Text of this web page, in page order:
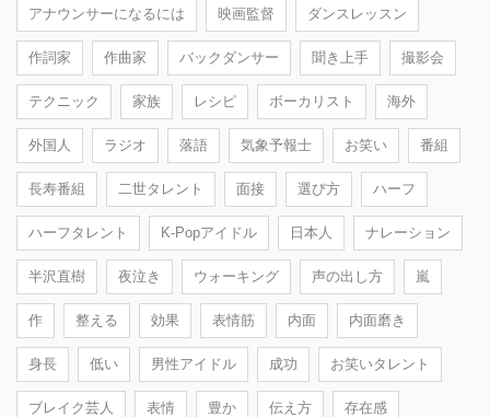
アナウンサーになるには 映画監督 ダンスレッスン
作詞家 作曲家 バックダンサー 聞き上手 撮影会
テクニック 家族 レシピ ボーカリスト 海外
外国人 ラジオ 落語 気象予報士 お笑い 番組
長寿番組 二世タレント 面接 選び方 ハーフ
ハーフタレント K-Popアイドル 日本人 ナレーション
半沢直樹 夜泣き ウォーキング 声の出し方 嵐
作 整える 効果 表情筋 内面 内面磨き
身長 低い 男性アイドル 成功 お笑いタレント
ブレイク芸人 表情 豊か 伝え方 存在感